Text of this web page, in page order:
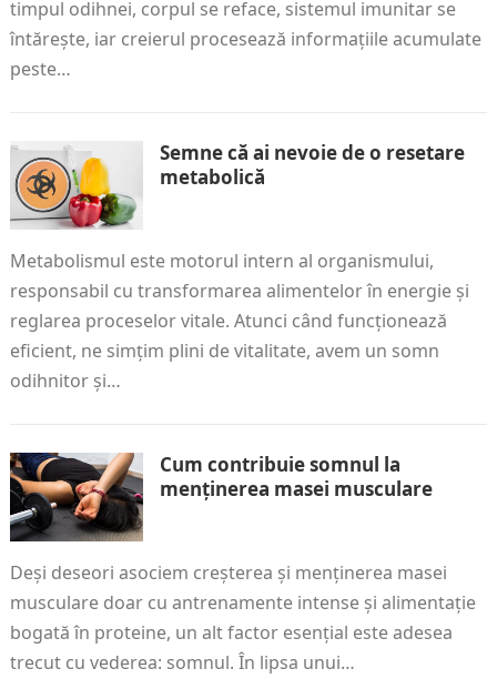
timpul odihnei, corpul se reface, sistemul imunitar se
întărește, iar creierul procesează informațiile acumulate
peste…
Semne că ai nevoie de o resetare
metabolică
Metabolismul este motorul intern al organismului,
responsabil cu transformarea alimentelor în energie și
reglarea proceselor vitale. Atunci când funcționează
eficient, ne simțim plini de vitalitate, avem un somn
odihnitor și…
Cum contribuie somnul la
menținerea masei musculare
Deși deseori asociem creșterea și menținerea masei
musculare doar cu antrenamente intense și alimentație
bogată în proteine, un alt factor esențial este adesea
trecut cu vederea: somnul. În lipsa unui…